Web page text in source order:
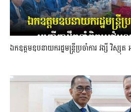
ឯកឧត្តមឧបនាយករដ្ឋមន្រ្តីប្រចាំការ វង្សី វិស្សុ